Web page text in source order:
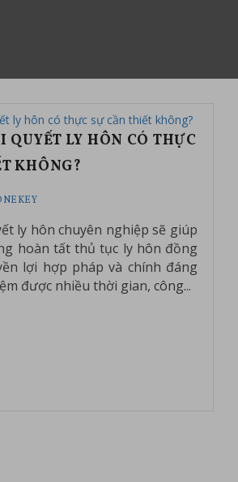
QUYẾT LY HÔN CÓ THỰC
KHÔNG?
ly hôn chuyên nghiệp sẽ giúp
hoàn tất thủ tục ly hôn đồng
lợi hợp pháp và chính đáng
được nhiều thời gian, công...